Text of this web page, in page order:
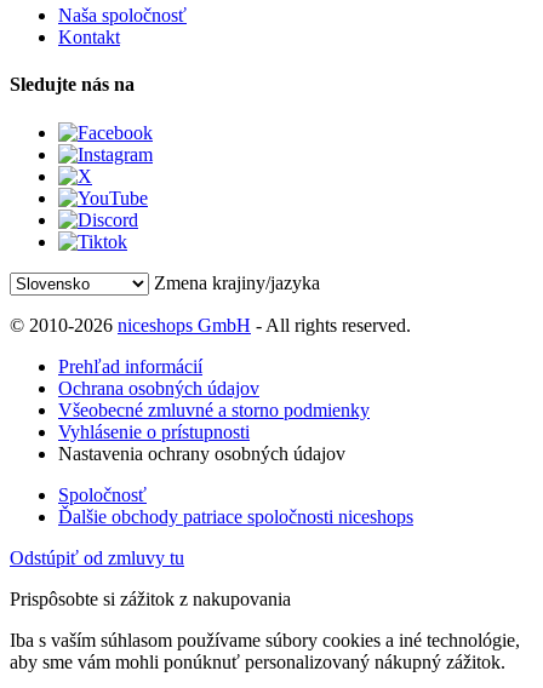
Naša spoločnosť
Kontakt
Sledujte nás na
Zmena krajiny/jazyka
© 2010-2026 niceshops GmbH - All rights reserved.
Prehľad informácií
Ochrana osobných údajov
Všeobecné zmluvné a storno podmienky
Vyhlásenie o prístupnosti
Nastavenia ochrany osobných údajov
Spoločnosť
Ďalšie obchody patriace spoločnosti niceshops
Odstúpiť od zmluvy tu
Prispôsobte si zážitok z nakupovania
Iba s vaším súhlasom používame súbory cookies a iné technológie,
aby sme vám mohli ponúknuť personalizovaný nákupný zážitok.